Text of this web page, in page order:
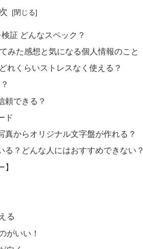
証 どんなスペック？
みた感想と気になる個人情報のこと
くらいストレスなく使える？
頼できる？
ド
からオリジナル文字盤が作れる？
る？どんな人にはおすすめできない？
る
がいい！